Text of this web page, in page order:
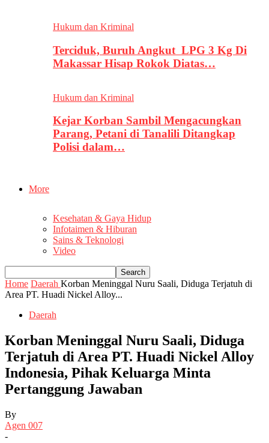
Hukum dan Kriminal
Terciduk, Buruh Angkut LPG 3 Kg Di
Makassar Hisap Rokok Diatas…
Hukum dan Kriminal
Kejar Korban Sambil Mengacungkan
Parang, Petani di Tanalili Ditangkap
Polisi dalam…
More
Kesehatan & Gaya Hidup
Infotaimen & Hiburan
Sains & Teknologi
Video
Home Daerah Korban Meninggal Nuru Saali, Diduga Terjatuh di
Area PT. Huadi Nickel Alloy...
Daerah
Korban Meninggal Nuru Saali, Diduga
Terjatuh di Area PT. Huadi Nickel Alloy
Indonesia, Pihak Keluarga Minta
Pertanggung Jawaban
By
Agen 007
-